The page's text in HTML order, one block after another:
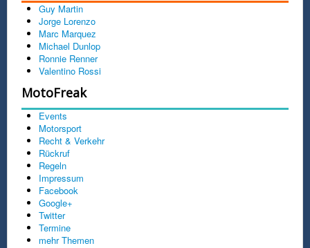
Guy Martin
Jorge Lorenzo
Marc Marquez
Michael Dunlop
Ronnie Renner
Valentino Rossi
MotoFreak
Events
Motorsport
Recht & Verkehr
Rückruf
Regeln
Impressum
Facebook
Google+
Twitter
Termine
mehr Themen